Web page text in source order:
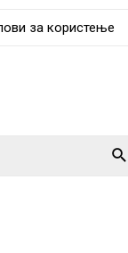
за користење